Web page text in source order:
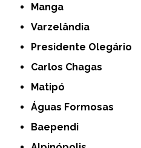
Manga
Varzelândia
Presidente Olegário
Carlos Chagas
Matipó
Águas Formosas
Baependi